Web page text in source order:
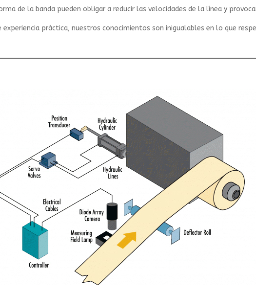
de la banda pueden obligar a reducir las velocidades de la línea y
experiencia práctica, nuestros conocimientos son inigualables en lo que